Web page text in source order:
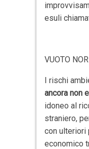
esuli
VUOTO
I rischi
ancora non
idoneo al
straniero,
con ulteriori
economico